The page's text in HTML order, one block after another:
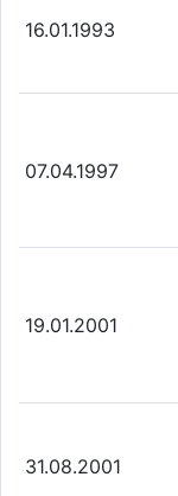
16.01.1993
07.04.1997
19.01.2001
31.08.2001